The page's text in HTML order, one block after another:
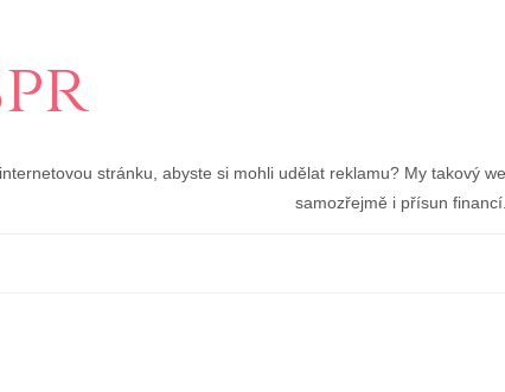
stránku, abyste si mohli udělat reklamu? My takový
samozřejmě i přísun financí.